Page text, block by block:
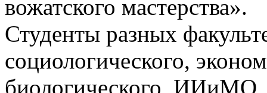
вожатского мастерства».
Студенты разных
социологического,
биологического,